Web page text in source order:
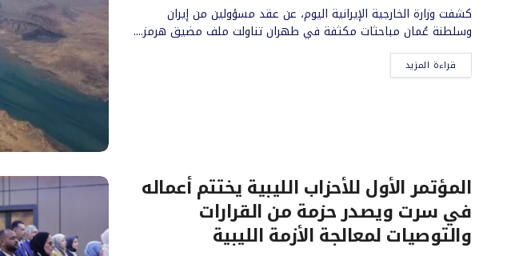
كشفت وزارة الخارجية الإيرانية اليوم، عن عقد مسؤولين من إيران
وسلطنة عُمان مباحثات مكثفة في طهران تناولت ملف مضيق هرمز....
قراءة المزيد
المؤتمر الأول للأحزاب الليبية يختتم أعماله
في سرت ويصدر حزمة من القرارات
والتوصيات لمعالجة الأزمة الليبية